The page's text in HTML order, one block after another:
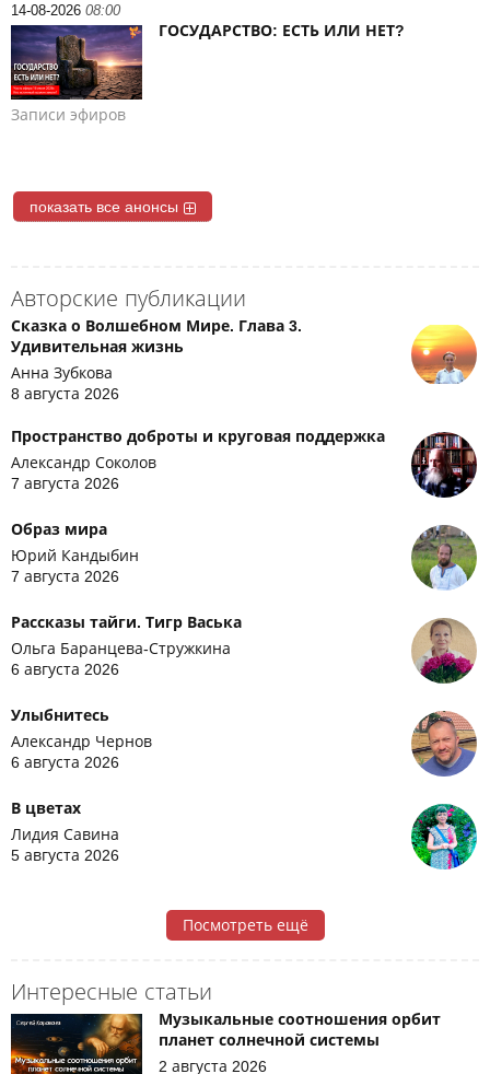
14-08-2026 08:00
ГОСУДАРСТВО: ЕСТЬ ИЛИ НЕТ?
Записи эфиров
показать все анонсы
Авторские публикации
Сказка о Волшебном Мире. Глава 3.
Удивительная жизнь
Анна Зубкова
8 августа 2026
Пространство доброты и круговая поддержка
Александр Соколов
7 августа 2026
Образ мира
Юрий Кандыбин
7 августа 2026
Рассказы тайги. Тигр Васька
Ольга Баранцева-Стружкина
6 августа 2026
Улыбнитесь
Александр Чернов
6 августа 2026
В цветах
Лидия Савина
5 августа 2026
Посмотреть ещё
Интересные статьи
Музыкальные соотношения орбит
планет солнечной системы
2 августа 2026